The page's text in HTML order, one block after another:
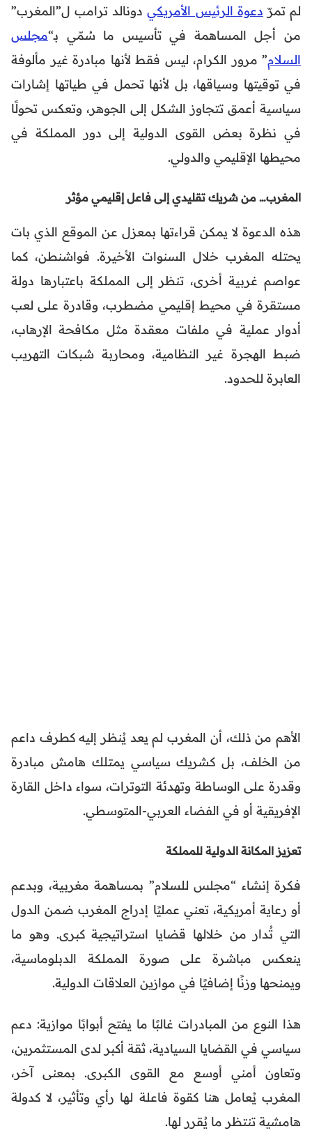
لم تمرّ دعوة الرئيس الأمريكيدونالد ترامب ل”المغرب”
من أجل المساهمة في تأسيس ما سُمّي بـ“مجلس
السلام” مرور الكرام، ليس فقط لأنها مبادرة غير مألوفة
في توقيتها وسياقها، بل لأنها تحمل في طياتها إشارات
سياسية أعمق تتجاوز الشكل إلى الجوهر، وتعكس تحولًا
في نظرة بعض القوى الدولية إلى دور المملكة في
محيطها الإقليمي والدولي.
المغرب… من شريك تقليدي إلى فاعل إقليمي مؤثر
هذه الدعوة لا يمكن قراءتها بمعزل عن الموقع الذي بات
يحتله المغرب خلال السنوات الأخيرة. فواشنطن، كما
عواصم غربية أخرى، تنظر إلى المملكة باعتبارها دولة
مستقرة في محيط إقليمي مضطرب، وقادرة على لعب
أدوار عملية في ملفات معقدة مثل مكافحة الإرهاب،
ضبط الهجرة غير النظامية، ومحاربة شبكات التهريب
العابرة للحدود.
الأهم من ذلك، أن المغرب لم يعد يُنظر إليه كطرف داعم
من الخلف، بل كشريك سياسي يمتلك هامش مبادرة
وقدرة على الوساطة وتهدئة التوترات، سواء داخل القارة
الإفريقية أو في الفضاء العربي-المتوسطي.
تعزيز المكانة الدولية للمملكة
فكرة إنشاء “مجلس للسلام” بمساهمة مغربية، وبدعم
أو رعاية أمريكية، تعني عمليًا إدراج المغرب ضمن الدول
التي تُدار من خلالها قضايا استراتيجية كبرى. وهو ما
ينعكس مباشرة على صورة المملكة الدبلوماسية،
ويمنحها وزنًا إضافيًا في موازين العلاقات الدولية.
هذا النوع من المبادرات غالبًا ما يفتح أبوابًا موازية: دعم
سياسي في القضايا السيادية، ثقة أكبر لدى المستثمرين،
وتعاون أمني أوسع مع القوى الكبرى. بمعنى آخر،
المغرب يُعامل هنا كقوة فاعلة لها رأي وتأثير، لا كدولة
هامشية تنتظر ما يُقرر لها.